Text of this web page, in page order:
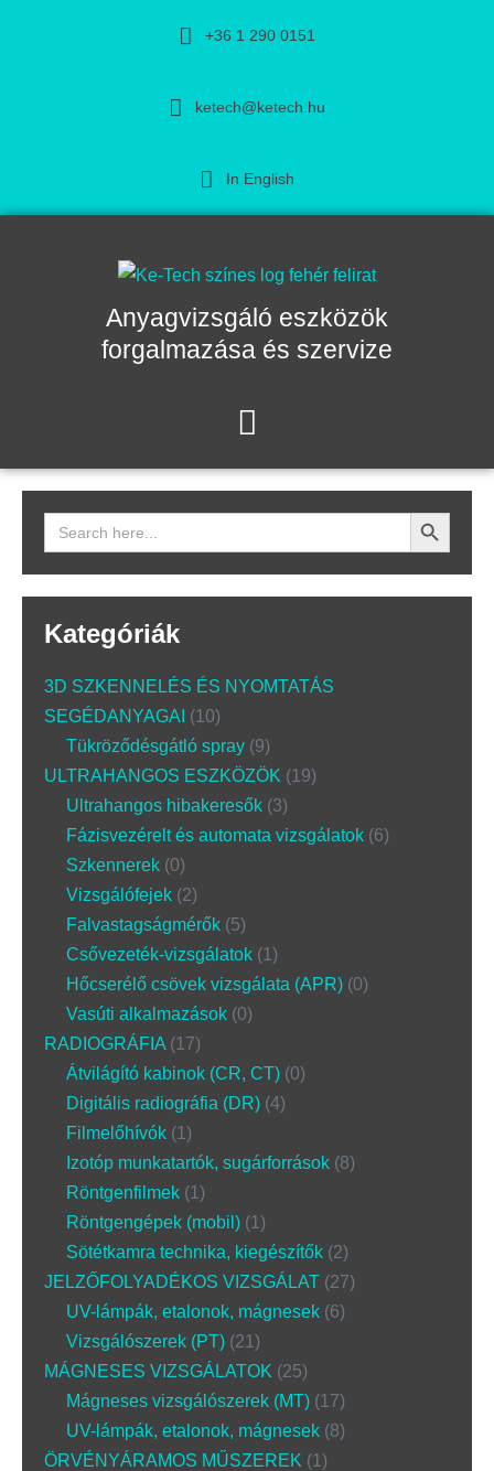
+36 1 290 0151
ketech@ketech.hu
In English
Anyagvizsgáló eszközök
forgalmazása és szervize
Search
for:
Search Button
Kategóriák
3D SZKENNELÉS ÉS NYOMTATÁS
SEGÉDANYAGAI
10
Tükröződésgátló spray 9
ULTRAHANGOS ESZKÖZÖK
19
Ultrahangos hibakeresők 3
Fázisvezérelt és automata vizsgálatok 6
Szkennerek 0
Vizsgálófejek 2
Falvastagságmérők 5
Csővezeték-vizsgálatok 1
Hőcserélő csövek vizsgálata (APR) 0
Vasúti alkalmazások 0
RADIOGRÁFIA 17
Átvilágító kabinok (CR, CT) 0
Digitális radiográfia (DR) 4
Filmelőhívók 1
Izotóp munkatartók, sugárforrások 8
Röntgenfilmek 1
Röntgengépek (mobil) 1
Sötétkamra technika, kiegészítők 2
JELZŐFOLYADÉKOS VIZSGÁLAT 27
UV-lámpák, etalonok, mágnesek 6
Vizsgálószerek (PT) 21
MÁGNESES VIZSGÁLATOK
25
Mágneses vizsgálószerek (MT) 17
UV-lámpák, etalonok, mágnesek 8
ÖRVÉNYÁRAMOS MŰSZEREK
1